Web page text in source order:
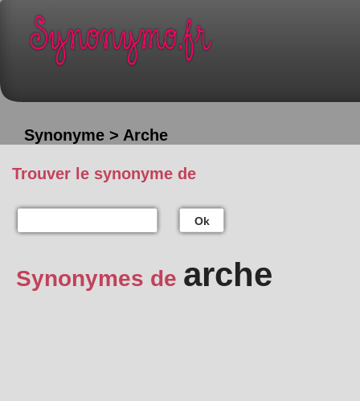
Synonyme > Arche
Trouver le synonyme de
Ok
Synonymes de arche